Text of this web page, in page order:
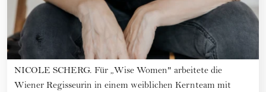
NICOLE SCHERG. Für „Wise Women" arbeitete die
Wiener Regisseurin in einem weiblichen Kernteam mit